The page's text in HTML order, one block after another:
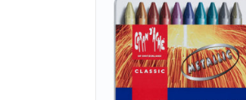
Wachsmalstifte mit
hervorragender Deckkraft
ausgezeichneter
von Caran d'Ache.
ZUM WARENKORB